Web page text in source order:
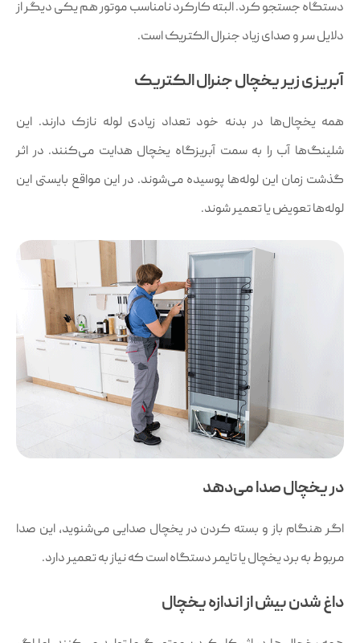
دستگاه جستجو کرد. البته کارکرد نامناسب موتور هم یکی دیگر از
دلایل سر و صدای زیاد جنرال الکتریک است.
آبریزی زیر یخچال جنرال الکتریک
همه یخچال‌ها در بدنه خود تعداد زیادی لوله نازک دارند. این
شلینگ‌ها آب را به سمت آبریزگاه یخچال هدایت می‌کنند. در اثر
گذشت زمان این لوله‌ها پوسیده می‌شوند. در این مواقع بایستی این
لوله‌ها تعویض یا تعمیر شوند.
در یخچال صدا می‌دهد
اگر هنگام باز و بسته کردن در یخچال صدایی می‌شنوید، این صدا
مربوط به برد یخچال یا تایمر دستگاه است که نیاز به تعمیر دارد.
داغ شدن بیش از اندازه یخچال